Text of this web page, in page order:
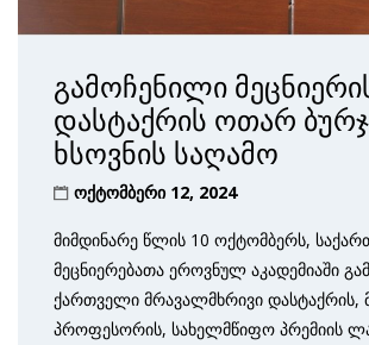
გამოჩენილი
დასტაქრის ოთარ
ხსოვნის საღამო
ოქტომბერი 12, 2024
მიმდინარე წლის 10 ოქტომბერს,
მეცნიერებათა ეროვნულ აკადემიაში
ქართველი მრავალმხრივი დასტაქრის,
პროფესორის, სახელმწიფო პრემიის